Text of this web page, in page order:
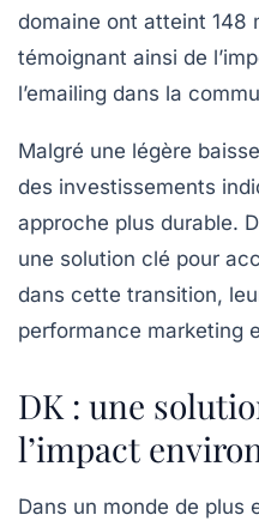
domaine ont atteint 148
témoignant ainsi de
l’emailing dans la
Malgré une légère
des investissements
approche plus durable.
une solution clé pour
dans cette transition,
performance marketing
DK : une
l’impact
Dans un monde de plus